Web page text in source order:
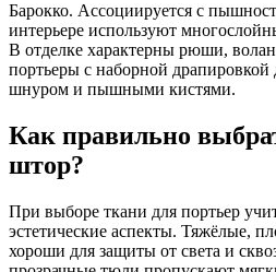
Барокко. Ассоциируется с
интерьере используют
В отделке характерны рюши,
портьеры с наборной
шнуром и пышными кистями.
Как правильно
штор?
При выборе ткани для портьер
эстетические аспекты. Тяжёлые,
хороши для защиты от света и